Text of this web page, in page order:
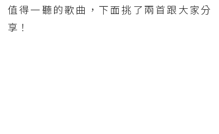
值得一聽的歌曲，下面挑了兩首跟大家分
享！